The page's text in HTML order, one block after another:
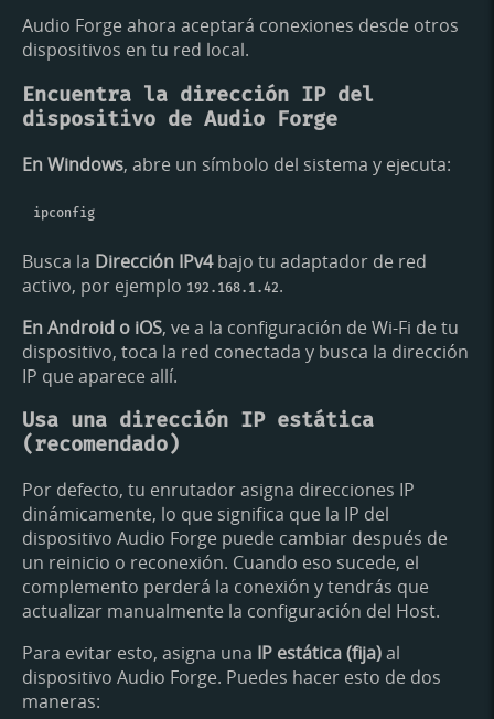
Audio Forge ahora aceptará conexiones desde otros
dispositivos en tu red local.
Encuentra la dirección IP del
dispositivo de Audio Forge
En Windows, abre un símbolo del sistema y ejecuta:
Busca la Dirección IPv4bajo tu adaptador de red
activo, por ejemplo 192.168.1.42.
En Android o iOS, ve a la configuración de Wi-Fi de tu
dispositivo, toca la red conectada y busca la dirección
IP que aparece allí.
Usa una dirección IP estática
(recomendado)
Por defecto, tu enrutador asigna direcciones IP
dinámicamente, lo que significa que la IP del
dispositivo Audio Forge puede cambiar después de
un reinicio o reconexión. Cuando eso sucede, el
complemento perderá la conexión y tendrás que
actualizar manualmente la configuración del Host.
Para evitar esto, asigna una IP estática (fija)al
dispositivo Audio Forge. Puedes hacer esto de dos
maneras: